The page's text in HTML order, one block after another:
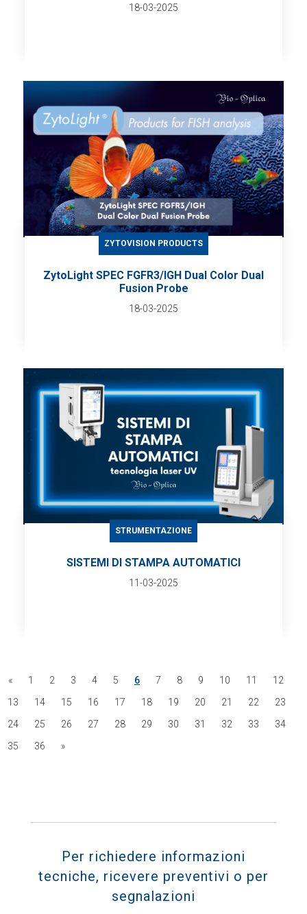
18-03-2025
ZYTOVISION PRODUCTS
ZytoLight SPEC FGFR3/IGH Dual Color Dual
Fusion Probe
18-03-2025
STRUMENTAZIONE
SISTEMI DI STAMPA AUTOMATICI
11-03-2025
« 1 2 3 4 5 6 7 8 9 10 11
12
13
14 15 16 17 18 19 20 21 22
23
24
25 26 27 28 29 30 31 32 33
34
35
36 »
Per richiedere informazioni
tecniche, ricevere preventivi o per
segnalazioni